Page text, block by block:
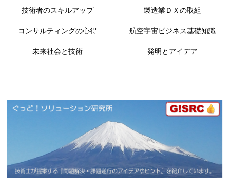
技術者のスキルアップ 製造業ＤＸの取組
コンサルティングの心得 航空宇宙ビジネス基礎知識
未来社会と技術 発明とアイデア